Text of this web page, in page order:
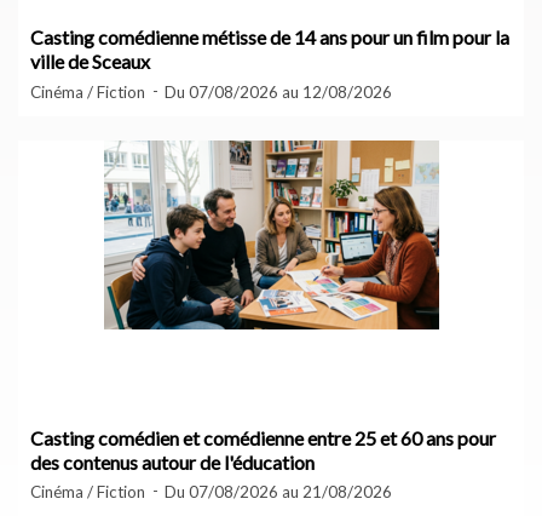
Casting comédienne métisse de 14 ans pour un film pour la
ville de Sceaux
Cinéma / Fiction Du 07/08/2026 au 12/08/2026
Casting comédien et comédienne entre 25 et 60 ans pour
des contenus autour de l'éducation
Cinéma / Fiction Du 07/08/2026 au 21/08/2026